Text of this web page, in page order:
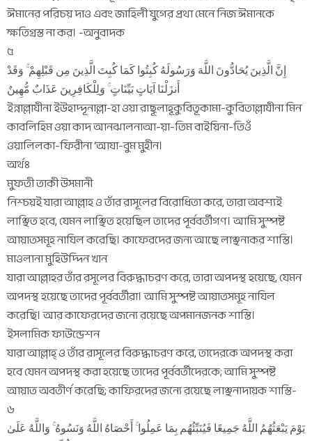
ঈমানের পরিচয় দাও এবং জাহিলী যুগের প্রথা মেনে নিজ ঈমানকে
ক্ষতিগ্রস্ত না কর। -অনুবাদক
৫
إِنَّ الَّذِينَ يُحَادُّونَ اللَّهَ وَرَسُولَهُ كُبِتُوا كَمَا كُبِتَ الَّذِينَ مِن قَبْلِهِمْ ۚ وَقَدْ
أَنزَلْنَا آيَاتٍ بَيِّنَاتٍ ۚ وَلِلْكَافِرِينَ عَذَابٌ مُّهِينٌ
ইন্নাল্লাযীনা ইউহাদ্দূনাল্লা-হা ওয়া রাছূলাহূকুবিতূকামা-কুবিতাল্লাযীনা মিন
কাবলিহিম ওয়া কাদ আনঝালনাআ-য়া-তিম বাইয়িনা-তিওঁ
ওয়ালিলকা-ফিরীনা ‘আযা-বুম মুহীন।
অর্থঃ
মুফতী তাকী উসমানী
নিশ্চয়ই যারা আল্লাহ ও তাঁর রাসূলের বিরোধিতা করে, তারা অবশ্যই
লাঞ্ছিত হবে, যেমন লাঞ্ছিত হয়েছিল তাদের পূর্ববর্তীগণ। আমি সুস্পষ্ট
আয়াতসমূহ নাযিল করেছি। কাফেরদের জন্য আছে লাঞ্ছনাকর শাস্তি।
মাওলানা মুহিউদ্দিন খান
যারা আল্লাহর তাঁর রসূলের বিরুদ্ধাচরণ করে, তারা অপদস্থ হয়েছে, যেমন
অপদস্থ হয়েছে তাদের পূর্ববর্তীরা। আমি সুস্পষ্ট আয়াতসমূহ নাযিল
করেছি। আর কাফেরদের জন্যে রয়েছে অপমানজনক শাস্তি।
ইসলামিক ফাউন্ডেশন
যারা আল্লাহ্ ও তাঁর রাসূলের বিরুদ্ধাচরণ করে, তাদেরকে অপদস্থ করা
হবে যেমন অপদস্থ করা হয়েছে তাদের পূর্ববর্তীদেরকে; আমি সুস্পষ্ট
আয়াত অবতীর্ণ করেছি; কাফিরদের জন্যে রয়েছে লাঞ্ছনাদায়ক শাস্তি-
৬
يَوْمَ يَبْعَثُهُمُ اللَّهُ جَمِيعًا فَيُنَبِّئُهُم بِمَا عَمِلُوا ۚ أَحْصَاهُ اللَّهُ وَنَسُوهُ ۚ وَاللَّهُ عَلَىٰ